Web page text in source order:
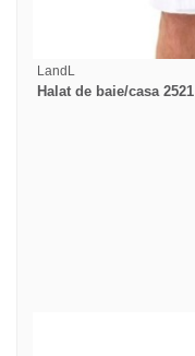
LandL
Halat de baie/casa 2521